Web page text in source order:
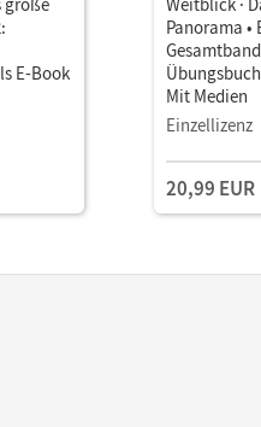
E-Book
Panorama •
Mit Medien
Einzellizenz
20,99 EUR